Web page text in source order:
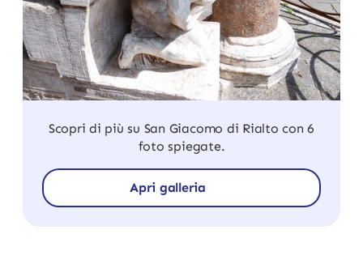
Scopri di più su San Giacomo di Rialto con 6
foto spiegate.
Apri galleria